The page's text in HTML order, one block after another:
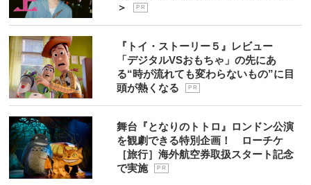
＞
P R
『トイ・ストーリー５』レビュー
「デジタルVSおもちゃ」の先にあ
る“時が流れても変わらないもの”に目
頭が熱くなる
P R
舞台『となりのトトロ』ロンドン公演
を観劇できる特別企画！ ローチケ
［旅行］海外航空券取扱スタート記念
で実施
P R